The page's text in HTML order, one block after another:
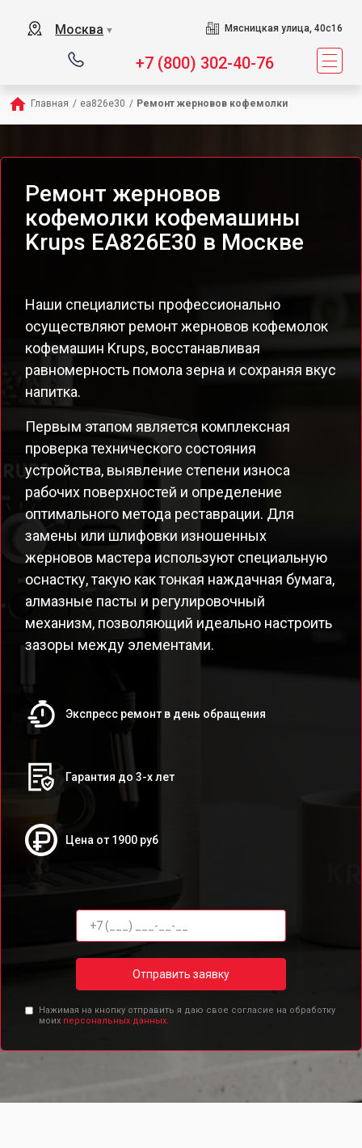
Москва ▼ Мясницкая улица, 40с16
+7 (800) 302-40-76
Главная / ea826e30 / Ремонт жерновов кофемолки
Ремонт жерновов
кофемолки кофемашины
Krups EA826E30 в Москве
Наши специалисты профессионально
осуществляют ремонт жерновов кофемолок
кофемашин Krups, восстанавливая
равномерность помола зерна и сохраняя вкус
напитка.
Первым этапом является комплексная
проверка технического состояния
устройства, выявление степени износа
рабочих поверхностей и определение
оптимального метода реставрации. Для
замены или шлифовки изношенных
жерновов мастера используют специальную
оснастку, такую как тонкая наждачная бумага,
алмазные пасты и регулировочный
механизм, позволяющий идеально настроить
зазоры между элементами.
Экспресс ремонт в день обращения
Гарантия до 3-х лет
Цена от 1900 руб
Отправить заявку
Нажимая на кнопку отправить я даю свое согласие на обработку
моих персональных данных.